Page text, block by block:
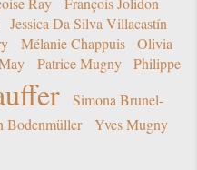
Jessica Da Silva Villacastín
Mélanie Chappuis
Olivia
Patrice Mugny
Philippe
Simona Brunel-
Bodenmüller Yves Mugny